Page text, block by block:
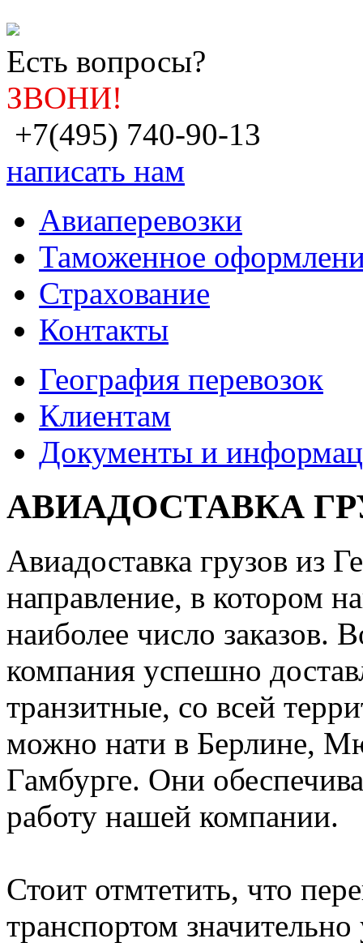
Есть вопросы?
ЗВОНИ!
+7(495) 740-90-13
написать нам
Авиаперевозки
Таможенное
Страхование
Контакты
География перевозок
Клиентам
Документы и
АВИАДОСТАВКА
Авиадоставка грузов из
направление, в котором
наиболее число заказов.
компания успешно
транзитные, со всей
можно нати в Берлине,
Гамбурге. Они
работу нашей компании.
Стоит отмтетить, что
транспортом значительно